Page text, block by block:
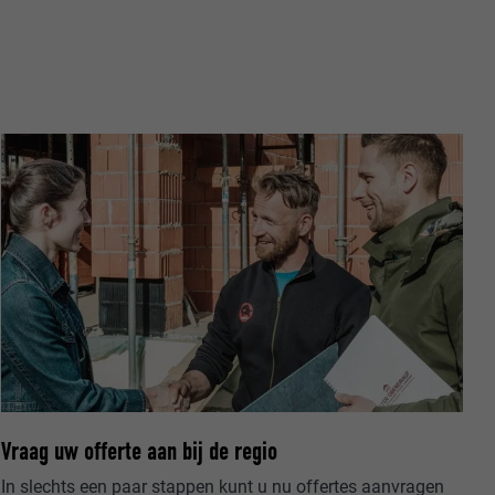
Vraag uw offerte aan bij de regio
In slechts een paar stappen kunt u nu offertes aanvragen
gegevens
het
op.